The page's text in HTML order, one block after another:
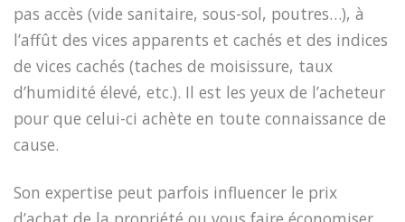
pas accès (vide sanitaire, sous-sol, poutres…), à
l’affût des vices apparents et cachés et des indices
de vices cachés (taches de moisissure, taux
d’humidité élevé, etc.). Il est les yeux de l’acheteur
pour que celui-ci achète en toute connaissance de
cause.
Son expertise peut parfois influencer le prix